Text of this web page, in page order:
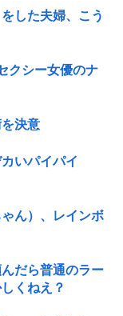
した夫婦、こう
クシー女優のナ
決意
いパイパイ
ん）、レインボ
だら普通のラー
くねえ？